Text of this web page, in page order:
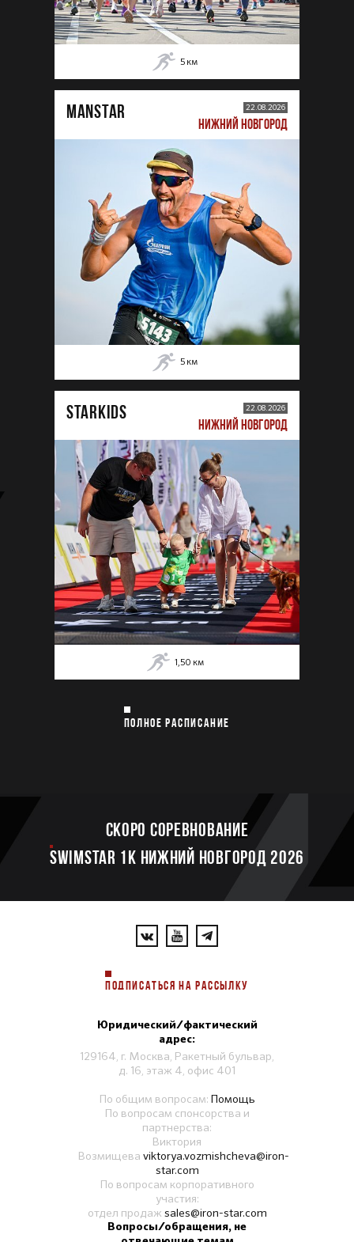
5 км
MANSTAR 22.08.2026
НИЖНИЙ НОВГОРОД
5 км
STARKIDS 22.08.2026
НИЖНИЙ НОВГОРОД
1,50 км
ПОЛНОЕ РАСПИСАНИЕ
Скоро соревнование
SWIMSTAR 1K НИЖНИЙ НОВГОРОД 2026
ПОДПИСАТЬСЯ НА РАССЫЛКУ
Юридический/фактический
адрес:
129164, г. Москва, Ракетный бульвар,
д. 16, этаж 4, офис 401
По общим вопросам: Помощь
По вопросам спонсорства и
партнерства:
Виктория
Возмищева viktorya.vozmishcheva@iron-
star.com
По вопросам корпоративного
участия:
отдел продаж sales@iron-star.com
Вопросы/обращения, не